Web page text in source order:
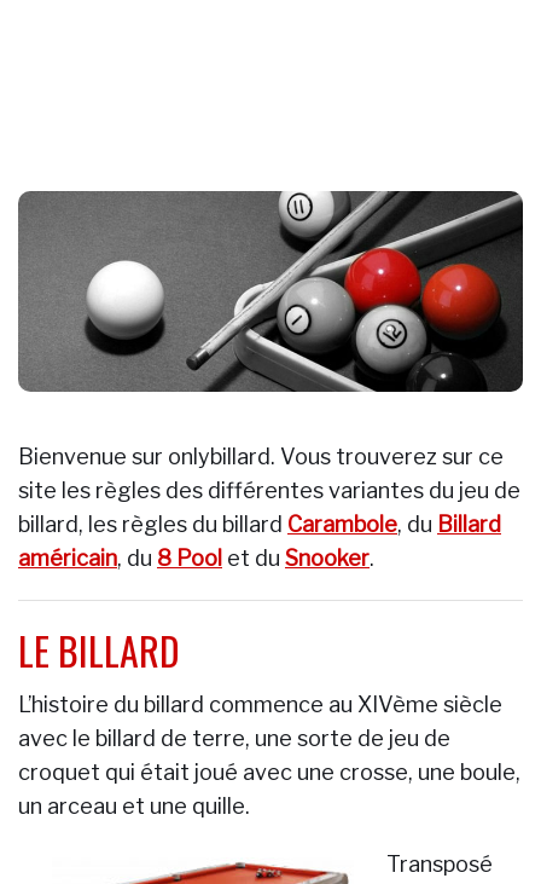
Bienvenue sur onlybillard. Vous trouverez sur ce
site les règles des différentes variantes du jeu de
billard, les règles du billard Carambole, du Billard
américain, du 8 Pool et du Snooker.
LE BILLARD
L’histoire du billard commence au XIVème siècle
avec le billard de terre, une sorte de jeu de
croquet qui était joué avec une crosse, une boule,
un arceau et une quille.
Transposé